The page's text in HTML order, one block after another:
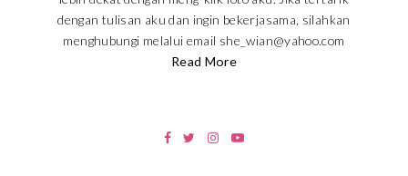
dengan tulisan aku dan ingin bekerjasama, silahkan
menghubungi melalui email she_wian@yahoo.com
Read More